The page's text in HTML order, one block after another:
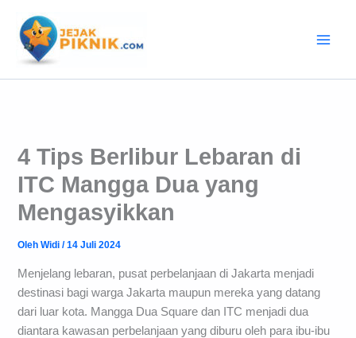
konten
4 Tips Berlibur Lebaran di
ITC Mangga Dua yang
Mengasyikkan
OlehWidi/14 Juli 2024
Menjelang lebaran, pusat perbelanjaan di Jakarta menjadi
destinasi bagi warga Jakarta maupun mereka yang datang
dari luar kota. Mangga Dua Square dan ITC menjadi dua
diantara kawasan perbelanjaan yang diburu oleh para ibu-ibu